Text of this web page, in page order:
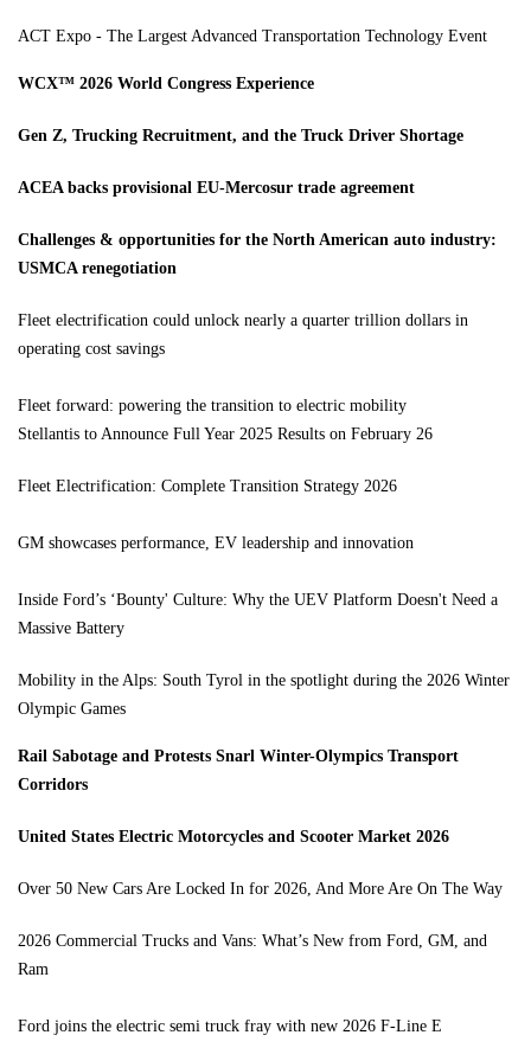
ACT Expo - The Largest Advanced Transportation Technology Event
WCX™ 2026 World Congress Experience
Gen Z, Trucking Recruitment, and the Truck Driver Shortage
ACEA backs provisional EU-Mercosur trade agreement
Challenges & opportunities for the North American auto industry:
USMCA renegotiation
Fleet electrification could unlock nearly a quarter trillion dollars in
operating cost savings
Fleet forward: powering the transition to electric mobility
Stellantis to Announce Full Year 2025 Results on February 26
Fleet Electrification: Complete Transition Strategy 2026
GM showcases performance, EV leadership and innovation
Inside Ford’s ‘Bounty' Culture: Why the UEV Platform Doesn't Need a
Massive Battery
Mobility in the Alps: South Tyrol in the spotlight during the 2026 Winter
Olympic Games
Rail Sabotage and Protests Snarl Winter-Olympics Transport
Corridors
United States Electric Motorcycles and Scooter Market 2026
Over 50 New Cars Are Locked In for 2026, And More Are On The Way
2026 Commercial Trucks and Vans: What’s New from Ford, GM, and
Ram
Ford joins the electric semi truck fray with new 2026 F-Line E